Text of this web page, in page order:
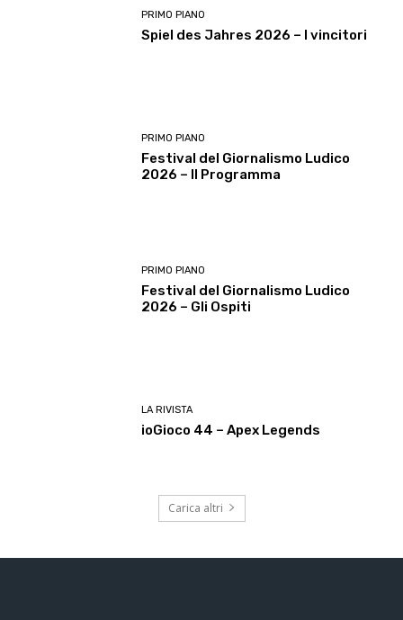
PRIMO PIANO
Spiel des Jahres 2026 – I vincitori
PRIMO PIANO
Festival del Giornalismo Ludico
2026 – Il Programma
PRIMO PIANO
Festival del Giornalismo Ludico
2026 – Gli Ospiti
LA RIVISTA
ioGioco 44 – Apex Legends
Carica altri